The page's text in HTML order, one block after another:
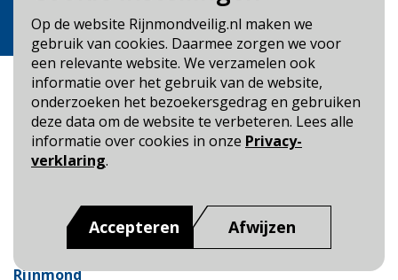
Op de website Rijnmondveilig.nl maken we
gebruik van cookies. Daarmee zorgen we voor
een relevante website. We verzamelen ook
informatie over het gebruik van de website,
onderzoeken het bezoekersgedrag en gebruiken
deze data om de website te verbeteren. Lees alle
informatie over cookies in onze Privacy-
verklaring.
Accepteren Afwijzen
Veilig Leven?
Bel 0900-8387
Blijf op de hoogte
Toegankelijkheid
Dit is een website van:Veiligheidsregio Rotterdam-
Rijnmond